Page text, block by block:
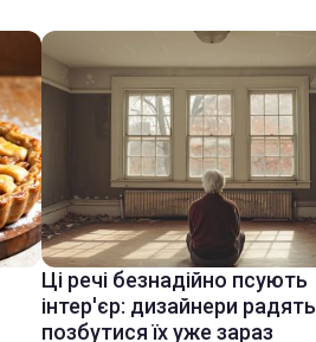
Ці речі безнадійно псують
інтер'єр: дизайнери радять
позбутися їх уже зараз